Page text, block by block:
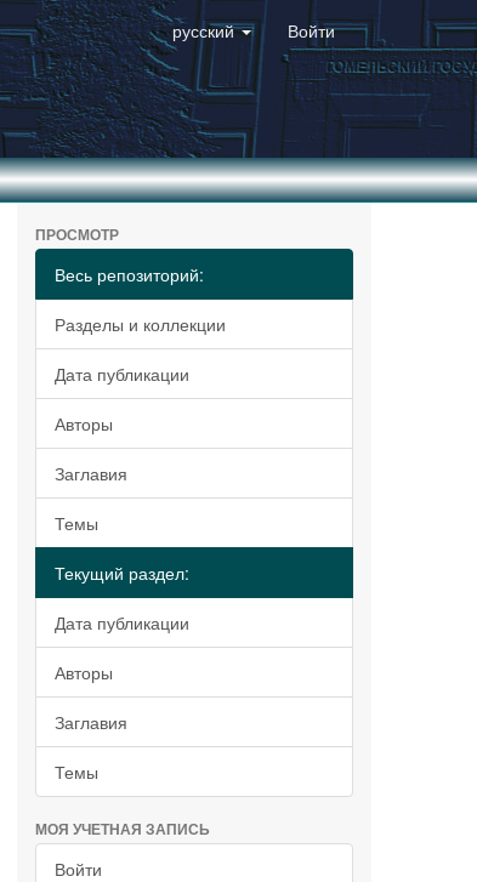
русский Войти
ПРОСМОТР
Весь репозиторий:
Разделы и коллекции
Дата публикации
Авторы
Заглавия
Темы
Текущий раздел:
Дата публикации
Авторы
Заглавия
Темы
МОЯ УЧЕТНАЯ ЗАПИСЬ
Войти